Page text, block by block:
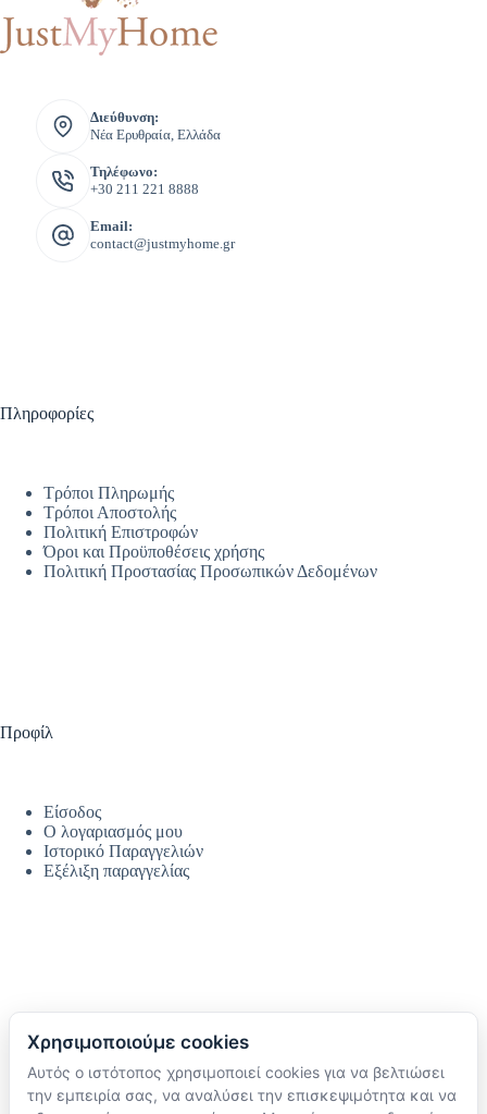
Διεύθυνση:
Νέα Ερυθραία, Ελλάδα
Τηλέφωνο:
+30 211 221 8888
Email:
contact@justmyhome.gr
Πληροφορίες
Τρόποι Πληρωμής
Τρόποι Αποστολής
Πολιτική Επιστροφών
Όροι και Προϋποθέσεις χρήσης
Πολιτική Προστασίας Προσωπικών Δεδομένων
Προφίλ
Είσοδος
Ο λογαριασμός μου
Ιστορικό Παραγγελιών
Εξέλιξη παραγγελίας
Ακολουθήστε μας
TikTok
Χρησιμοποιούμε cookies
Αυτός ο ιστότοπος χρησιμοποιεί cookies για να βελτιώσει
την εμπειρία σας, να αναλύσει την επισκεψιμότητα και να